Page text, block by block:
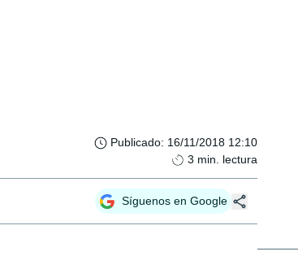
Publicado: 16/11/2018 12:10
3 min. lectura
Síguenos en Google